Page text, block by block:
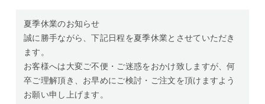
夏季休業のお知らせ
誠に勝手ながら、下記日程を夏季休業とさせていただき
ます。
お客様へは大変ご不便・ご迷惑をおかけ致しますが、何
卒ご理解頂き、お早めにご検討・ご注文を頂けますよう
お願い申し上げます。